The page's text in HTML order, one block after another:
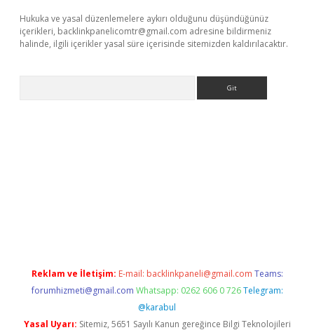
Hukuka ve yasal düzenlemelere aykırı olduğunu düşündüğünüz
içerikleri, backlinkpanelicomtr@gmail.com adresine bildirmeniz
halinde, ilgili içerikler yasal süre içerisinde sitemizden kaldırılacaktır.
Reklam ve İletişim: E-mail: backlinkpaneli@gmail.com Teams:
forumhizmeti@gmail.com Whatsapp: 0262 606 0 726 Telegram:
@karabul
Yasal Uyarı: Sitemiz, 5651 Sayılı Kanun gereğince Bilgi Teknolojileri